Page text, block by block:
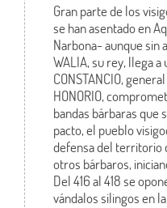
Gran parte de los
se han asentado en
Narbona- aunque sin
WALIA, su rey, llega
CONSTANCIO,
HONORIO,
bandas bárbaras que
pacto, el pueblo
defensa del territorio
otros bárbaros,
Del 416 al 418 se
vándalos silingos en